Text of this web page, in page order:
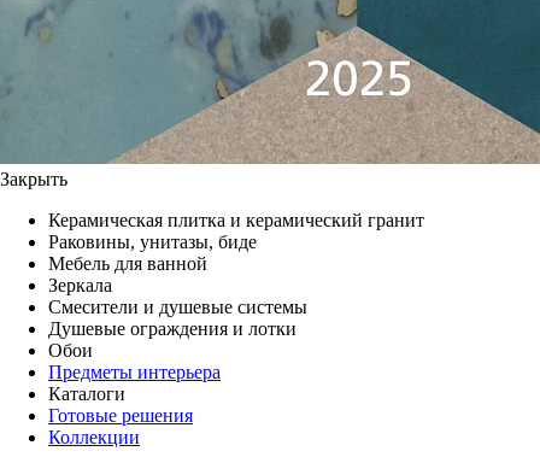
Закрыть
Керамическая плитка и керамический гранит
Раковины, унитазы, биде
Мебель для ванной
Зеркала
Смесители и душевые системы
Душевые ограждения и лотки
Обои
Предметы интерьера
Каталоги
Готовые решения
Коллекции